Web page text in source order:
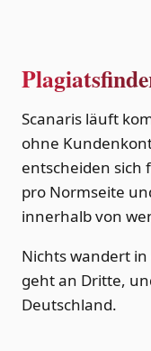
Scanaris läuft
ohne
entscheiden sich
pro Normseite
innerhalb von
Nichts wandert
geht an Dritte,
Deutschland.